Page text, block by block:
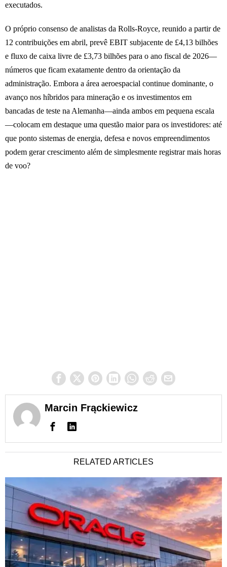
executados.
O próprio consenso de analistas da Rolls-Royce, reunido a partir de
12 contribuições em abril, prevê EBIT subjacente de £4,13 bilhões
e fluxo de caixa livre de £3,73 bilhões para o ano fiscal de 2026—
números que ficam exatamente dentro da orientação da
administração. Embora a área aeroespacial continue dominante, o
avanço nos híbridos para mineração e os investimentos em
bancadas de teste na Alemanha—ainda ambos em pequena escala
—colocam em destaque uma questão maior para os investidores: até
que ponto sistemas de energia, defesa e novos empreendimentos
podem gerar crescimento além de simplesmente registrar mais horas
de voo?
Marcin Frąckiewicz
RELATED ARTICLES